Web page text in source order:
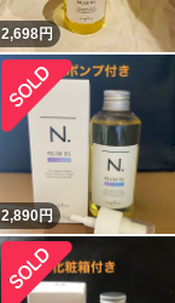
2,698円
2,890円